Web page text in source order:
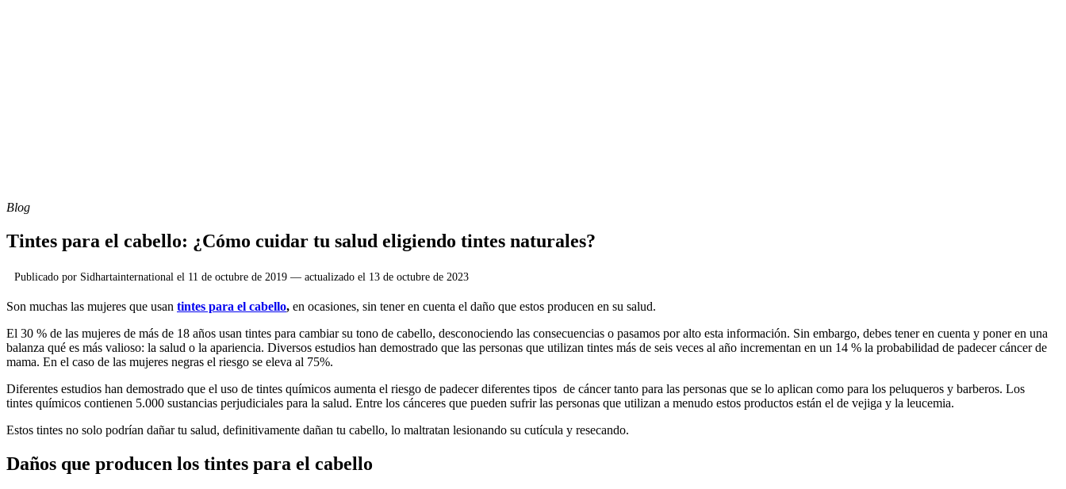
Blog
Tintes para el cabello: ¿Cómo cuidar tu salud eligiendo tintes naturales?
Publicado por Sidhartainternational el 11 de octubre de 2019 — actualizado el 13 de octubre de 2023
Son muchas las mujeres que usan tintes para el cabello, en ocasiones, sin tener en cuenta el daño que estos producen en su salud.
El 30 % de las mujeres de más de 18 años usan tintes para cambiar su tono de cabello, desconociendo las consecuencias o pasamos por alto esta información. Sin embargo, debes tener en cuenta y poner en una
balanza qué es más valioso: la salud o la apariencia. Diversos estudios han demostrado que las personas que utilizan tintes más de seis veces al año incrementan en un 14 % la probabilidad de padecer cáncer de
mama. En el caso de las mujeres negras el riesgo se eleva al 75%.
Diferentes estudios han demostrado que el uso de tintes químicos aumenta el riesgo de padecer diferentes tipos de cáncer tanto para las personas que se lo aplican como para los peluqueros y barberos. Los
tintes químicos contienen 5.000 sustancias perjudiciales para la salud. Entre los cánceres que pueden sufrir las personas que utilizan a menudo estos productos están el de vejiga y la leucemia.
Estos tintes no solo podrían dañar tu salud, definitivamente dañan tu cabello, lo maltratan lesionando su cutícula y resecando.
Daños que producen los tintes para el cabello